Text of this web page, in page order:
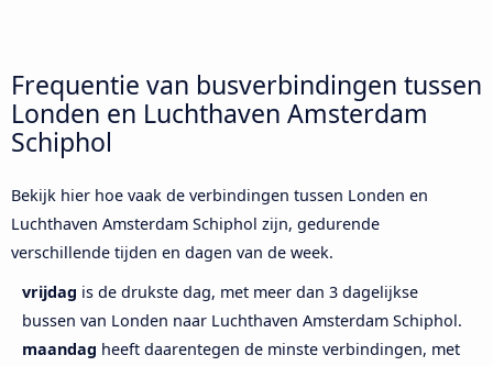
Frequentie van busverbindingen tussen
Londen en Luchthaven Amsterdam
Schiphol
Bekijk hier hoe vaak de verbindingen tussen Londen en
Luchthaven Amsterdam Schiphol zijn, gedurende
verschillende tijden en dagen van de week.
vrijdag is de drukste dag, met meer dan 3 dagelijkse
bussen van Londen naar Luchthaven Amsterdam Schiphol.
maandag heeft daarentegen de minste verbindingen, met